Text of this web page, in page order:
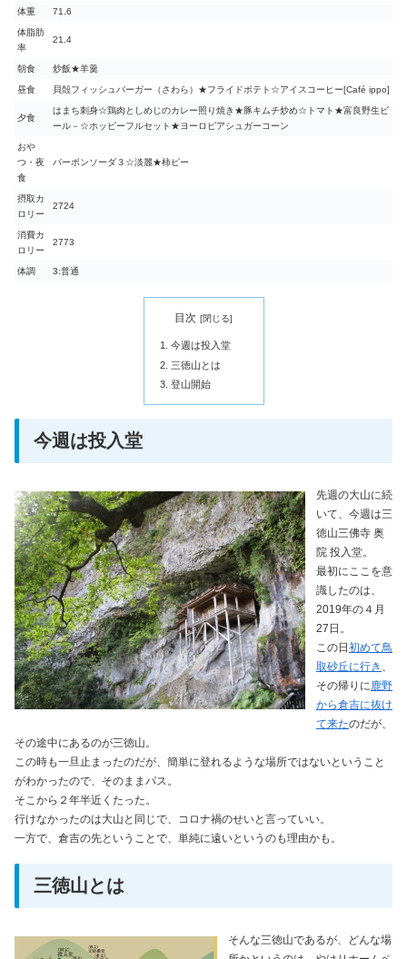
体重 71.6
体脂肪
率
21.4
朝食 炒飯★羊羹
昼食 貝殻フィッシュバーガー（さわら）★フライドポテト☆アイスコーヒー[Café ippo]
夕食
はまち刺身☆鶏肉としめじのカレー照り焼き★豚キムチ炒め☆トマト★富良野生ビ
ール－☆ホッピーフルセット★ヨーロピアシュガーコーン
おや
つ・夜
食
バーボンソーダ３☆淡麗★柿ピー
摂取カ
ロリー
2724
消費カ
ロリー
2773
体調 3:普通
目次
今週は投入堂
三徳山とは
登山開始
今週は投入堂
先週の大山に続
いて、今週は三
徳山三佛寺 奥
院 投入堂。
最初にここを意
識したのは、
2019年の４月
27日。
この日 初めて鳥
取砂丘に行き 、
その帰りに鹿野
から倉吉に抜け
て来たのだが、
その途中にあるのが三徳山。
この時も一旦止まったのだが、簡単に登れるような場所ではないということ
がわかったので、そのままパス。
そこから２年半近くたった。
行けなかったのは大山と同じで、コロナ禍のせいと言っていい。
一方で、倉吉の先ということで、単純に遠いというのも理由かも。
三徳山とは
そんな三徳山であるが、どんな場